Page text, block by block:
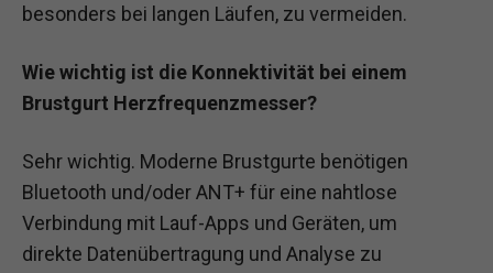
besonders bei langen Läufen, zu vermeiden.
Wie wichtig ist die Konnektivität bei einem
Brustgurt Herzfrequenzmesser?
Sehr wichtig. Moderne Brustgurte benötigen
Bluetooth und/oder ANT+ für eine nahtlose
Verbindung mit Lauf-Apps und Geräten, um
direkte Datenübertragung und Analyse zu